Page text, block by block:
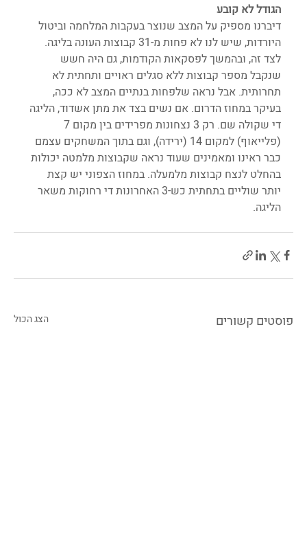
הגודל לא קובע
דיברנו מספיק על המצב שנוצר בעקבות המלחמה וביטול
היורדות, שיש לנו לא פחות מ-31 קבוצות העונה בליגה.
לצד זה, ובהמשך לפסקאות הקודמות, גם היה חשש
שנקבל מספר קבוצות ללא סגלים ראויים ותחתית לא
תחרותית. אבל נראה שלפחות בנתיים המצב לא ככה,
בעיקר במחוז הדרום. אם נשים בצד את מתן אשדוד, הליגה
(פלייאוף) למקום 14 (ירידה), וגם בתוך המשחקים עצמם
כבר ראינו ומאמינים שעוד נראה שקבוצות מלמטה יכולות
בהחלט לנצח קבוצות מלמעלה. במחוז הצפוני יש קצת
יותר שוליים בתחתית כש-3 האחרונות די רחוקות משאר
הליגה.
פוסטים קשורים הצג הכול